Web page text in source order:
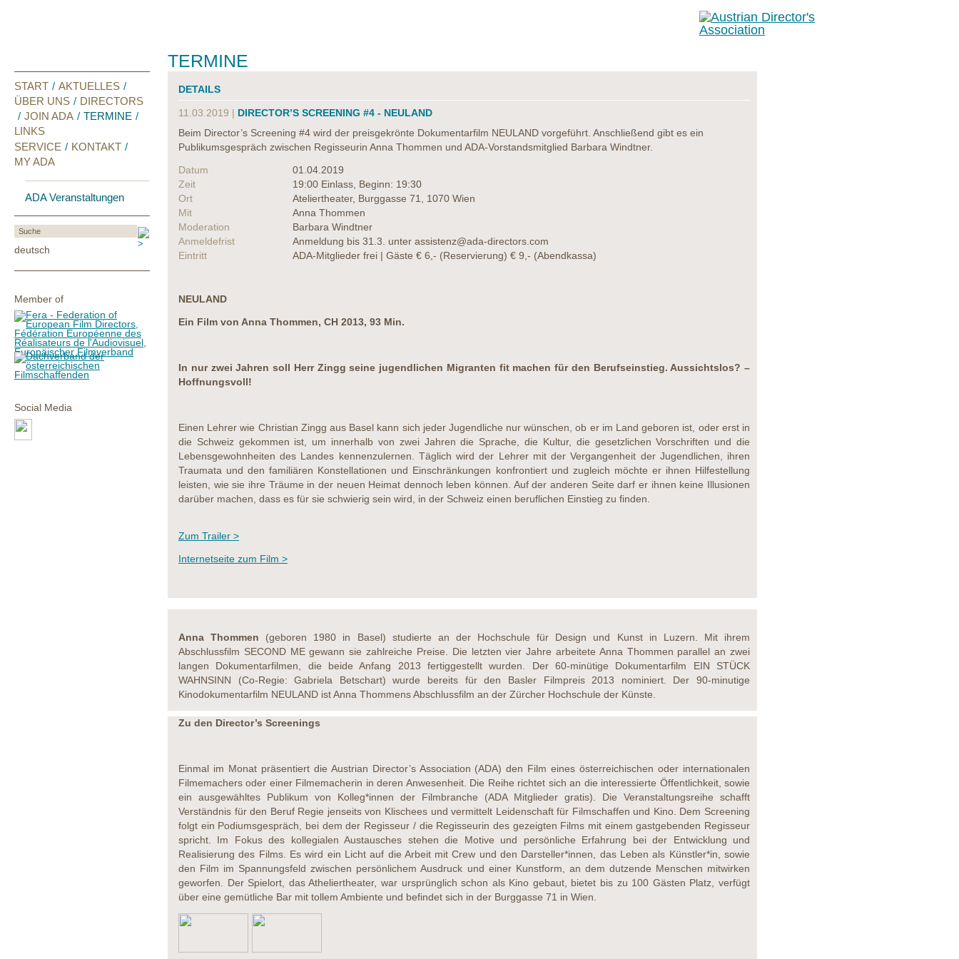
START / AKTUELLES /
ÜBER UNS / DIRECTORS
/ JOIN ADA / TERMINE /
LINKS
SERVICE / KONTAKT /
MY ADA
ADA Veranstaltungen
deutsch
Member of
Social Media
TERMINE
DETAILS
11.03.2019 |
DIRECTOR’S SCREENING #4 - NEULAND
Beim Director’s Screening #4 wird der preisgekrönte Dokumentarfilm NEULAND vorgeführt. Anschließend gibt es ein
Publikumsgespräch zwischen Regisseurin Anna Thommen und ADA-Vorstandsmitglied Barbara Windtner.
Datum
01.04.2019
Zeit
19:00 Einlass, Beginn: 19:30
Ort
Ateliertheater, Burggasse 71, 1070 Wien
Mit
Anna Thommen
Moderation
Barbara Windtner
Anmeldefrist
Anmeldung bis 31.3. unter assistenz@ada-directors.com
Eintritt
ADA-Mitglieder frei | Gäste € 6,- (Reservierung) € 9,- (Abendkassa)
NEULAND
Ein Film von Anna Thommen, CH 2013, 93 Min.
In nur zwei Jahren soll Herr Zingg seine jugendlichen Migranten fit machen für den Berufseinstieg. Aussichtslos? –
Hoffnungsvoll!
Einen Lehrer wie Christian Zingg aus Basel kann sich jeder Jugendliche nur wünschen, ob er im Land geboren ist, oder erst in
die Schweiz gekommen ist, um innerhalb von zwei Jahren die Sprache, die Kultur, die gesetzlichen Vorschriften und die
Lebensgewohnheiten des Landes kennenzulernen. Täglich wird der Lehrer mit der Vergangenheit der Jugendlichen, ihren
Traumata und den familiären Konstellationen und Einschränkungen konfrontiert und zugleich möchte er ihnen Hilfestellung
leisten, wie sie ihre Träume in der neuen Heimat dennoch leben können. Auf der anderen Seite darf er ihnen keine Illusionen
darüber machen, dass es für sie schwierig sein wird, in der Schweiz einen beruflichen Einstieg zu finden.
Zum Trailer >
Internetseite zum Film >
Anna Thommen (geboren 1980 in Basel) studierte an der Hochschule für Design und Kunst in Luzern. Mit ihrem
Abschlussfilm SECOND ME gewann sie zahlreiche Preise. Die letzten vier Jahre arbeitete Anna Thommen parallel an zwei
langen Dokumentarfilmen, die beide Anfang 2013 fertiggestellt wurden. Der 60-minütige Dokumentarfilm EIN STÜCK
WAHNSINN (Co-Regie: Gabriela Betschart) wurde bereits für den Basler Filmpreis 2013 nominiert. Der 90-minutige
Kinodokumentarfilm NEULAND ist Anna Thommens Abschlussfilm an der Zürcher Hochschule der Künste.
Zu den Director’s Screenings
Einmal im Monat präsentiert die Austrian Director’s Association (ADA) den Film eines österreichischen oder internationalen
Filmemachers oder einer Filmemacherin in deren Anwesenheit. Die Reihe richtet sich an die interessierte Öffentlichkeit, sowie
ein ausgewähltes Publikum von Kolleg*innen der Filmbranche (ADA Mitglieder gratis). Die Veranstaltungsreihe schafft
Verständnis für den Beruf Regie jenseits von Klischees und vermittelt Leidenschaft für Filmschaffen und Kino. Dem Screening
folgt ein Podiumsgespräch, bei dem der Regisseur / die Regisseurin des gezeigten Films mit einem gastgebenden Regisseur
spricht. Im Fokus des kollegialen Austausches stehen die Motive und persönliche Erfahrung bei der Entwicklung und
Realisierung des Films. Es wird ein Licht auf die Arbeit mit Crew und den Darsteller*innen, das Leben als Künstler*in, sowie
den Film im Spannungsfeld zwischen persönlichem Ausdruck und einer Kunstform, an dem dutzende Menschen mitwirken
geworfen. Der Spielort, das Atheliertheater, war ursprünglich schon als Kino gebaut, bietet bis zu 100 Gästen Platz, verfügt
über eine gemütliche Bar mit tollem Ambiente und befindet sich in der Burggasse 71 in Wien.